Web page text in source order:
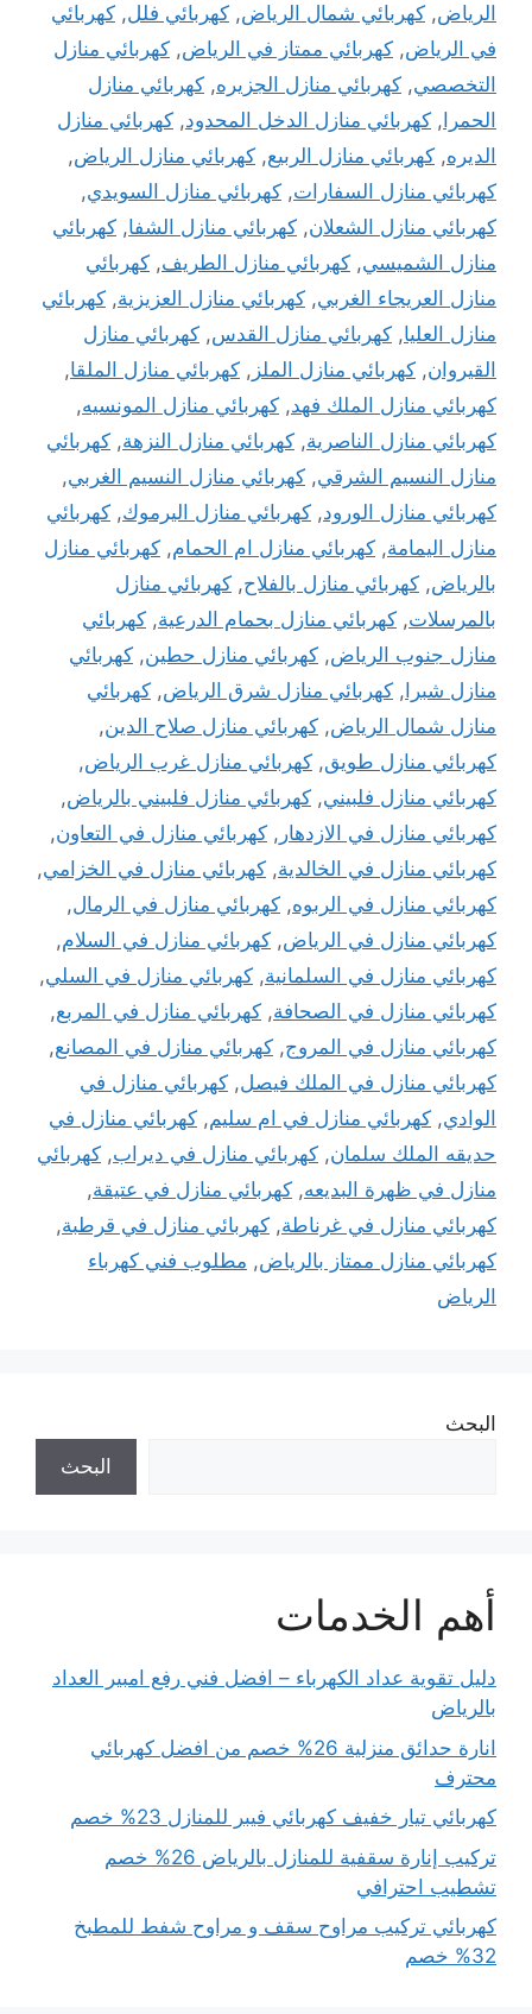
الرياض, كهربائي شمال الرياض, كهربائي فلل, كهربائي
في الرياض, كهربائي ممتاز في الرياض, كهربائي منازل
التخصصي, كهربائي منازل الجزيره, كهربائي منازل
الحمرا , كهربائي منازل الدخل المحدود, كهربائي منازل
الديره, كهربائي منازل الربيع, كهربائي منازل الرياض,
كهربائي منازل السفارات, كهربائي منازل السويدي,
كهربائي منازل الشعلان, كهربائي منازل الشفا, كهربائي
منازل الشميسي, كهربائي منازل الطريف, كهربائي
منازل العريجاء الغربي, كهربائي منازل العزيزية, كهربائي
منازل العليا, كهربائي منازل القدس, كهربائي منازل
القيروان, كهربائي منازل الملز , كهربائي منازل الملقا,
كهربائي منازل الملك فهد, كهربائي منازل المونسيه,
كهربائي منازل الناصرية, كهربائي منازل النزهة, كهربائي
منازل النسيم الشرقي, كهربائي منازل النسيم الغربي,
كهربائي منازل الورود, كهربائي منازل اليرموك, كهربائي
منازل اليمامة, كهربائي منازل ام الحمام, كهربائي منازل
بالرياض, كهربائي منازل بالفلاح, كهربائي منازل
بالمرسلات, كهربائي منازل بحمام الدرعية, كهربائي
منازل جنوب الرياض, كهربائي منازل حطين, كهربائي
منازل شبرا , كهربائي منازل شرق الرياض, كهربائي
منازل شمال الرياض, كهربائي منازل صلاح الدين,
كهربائي منازل طويق, كهربائي منازل غرب الرياض,
كهربائي منازل فلبيني, كهربائي منازل فلبيني بالرياض,
كهربائي منازل في الازدهار , كهربائي منازل في التعاون,
كهربائي منازل في الخالدية, كهربائي منازل في الخزامي,
كهربائي منازل في الربوه, كهربائي منازل في الرمال,
كهربائي منازل في الرياض, كهربائي منازل في السلام,
كهربائي منازل في السلمانية, كهربائي منازل في السلي,
كهربائي منازل في الصحافة, كهربائي منازل في المربع,
كهربائي منازل في المروج, كهربائي منازل في المصانع,
كهربائي منازل في الملك فيصل, كهربائي منازل في
الوادي, كهربائي منازل في ام سليم, كهربائي منازل في
حديقه الملك سلمان, كهربائي منازل في ديراب, كهربائي
منازل في ظهرة البديعه, كهربائي منازل في عتيقة,
كهربائي منازل في غرناطة, كهربائي منازل في قرطبة,
كهربائي منازل ممتاز بالرياض, مطلوب فني كهرباء
الرياض
البحث
البحث
أهم الخدمات
دليل تقوية عداد الكهرباء – افضل فني رفع امبير العداد
بالرياض
انارة حدائق منزلية 26% خصم من افضل كهربائي
محترف
كهربائي تيار خفيف كهربائي فيبر للمنازل 23% خصم
تركيب إنارة سقفية للمنازل بالرياض 26% خصم
تشطيب احترافي
كهربائي تركيب مراوح سقف و مراوح شفط للمطبخ
32% خصم